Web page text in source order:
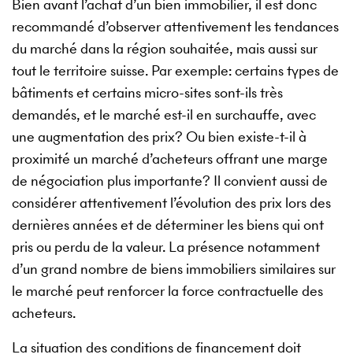
Bien avant l’achat d’un bien immobilier, il est donc
recommandé d’observer attentivement les tendances
du marché dans la région souhaitée, mais aussi sur
tout le territoire suisse. Par exemple: certains types de
bâtiments et certains micro-sites sont-ils très
demandés, et le marché est-il en surchauffe, avec
une augmentation des prix? Ou bien existe-t-il à
proximité un marché d’acheteurs offrant une marge
de négociation plus importante? Il convient aussi de
considérer attentivement l’évolution des prix lors des
dernières années et de déterminer les biens qui ont
pris ou perdu de la valeur. La présence notamment
d’un grand nombre de biens immobiliers similaires sur
le marché peut renforcer la force contractuelle des
acheteurs.
La situation des conditions de financement doit